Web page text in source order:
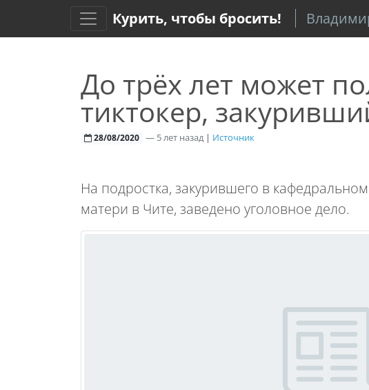
Курить, чтобы бросить!
До трёх лет может
тиктокер,
28/08/2020 —5 лет назад | Источник
На подростка, закурившего в
матери в Чите, заведено уголовное дело.